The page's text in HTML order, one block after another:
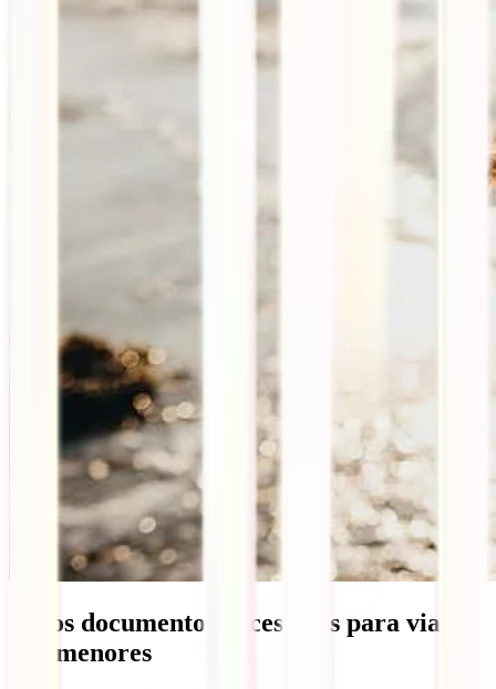
Otros documentos necesarios para viajar
con menores